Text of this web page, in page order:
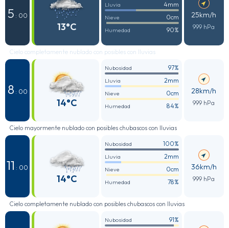
5 : 00
13°C
Lluvia 4mm
Nieve 0cm
Humedad 90%
25km/h
999 hPa
Cielo completamente nublado con posibles con lluvias
8 : 00
14°C
Nubosidad 97%
Lluvia 2mm
Nieve 0cm
Humedad 84%
28km/h
999 hPa
Cielo mayormente nublado con posibles chubascos con lluvias
11 : 00
14°C
Nubosidad 100%
Lluvia 2mm
Nieve 0cm
Humedad 78%
36km/h
999 hPa
Cielo completamente nublado con posibles chubascos con lluvias
Nubosidad 91%